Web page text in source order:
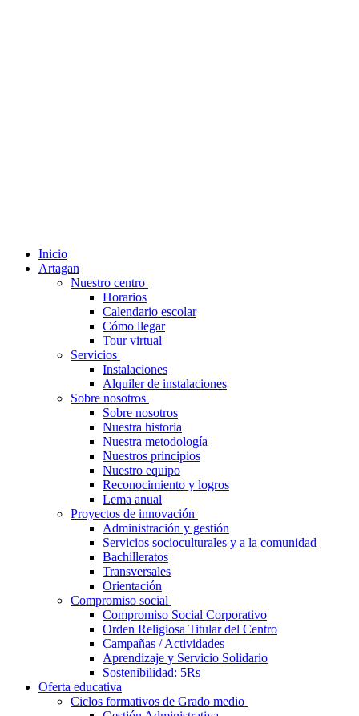
Inicio
Artagan
Nuestro centro
Horarios
Calendario escolar
Cómo llegar
Tour virtual
Servicios
Instalaciones
Alquiler de instalaciones
Sobre nosotros
Sobre nosotros
Nuestra historia
Nuestra metodología
Nuestros principios
Nuestro equipo
Reconocimiento y logros
Lema anual
Proyectos de innovación
Administración y gestión
Servicios socioculturales y a la comunidad
Bachilleratos
Transversales
Orientación
Compromiso social
Compromiso Social Corporativo
Orden Religiosa Titular del Centro
Campañas / Actividades
Aprendizaje y Servicio Solidario
Sostenibilidad: 5Rs
Oferta educativa
Ciclos formativos de Grado medio